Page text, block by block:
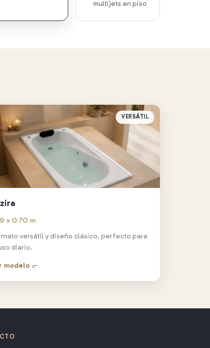
multijets en piso
VERSÁTIL
x 0,70 m
versátil y diseño clásico, perfecto para
diario.
modelo →